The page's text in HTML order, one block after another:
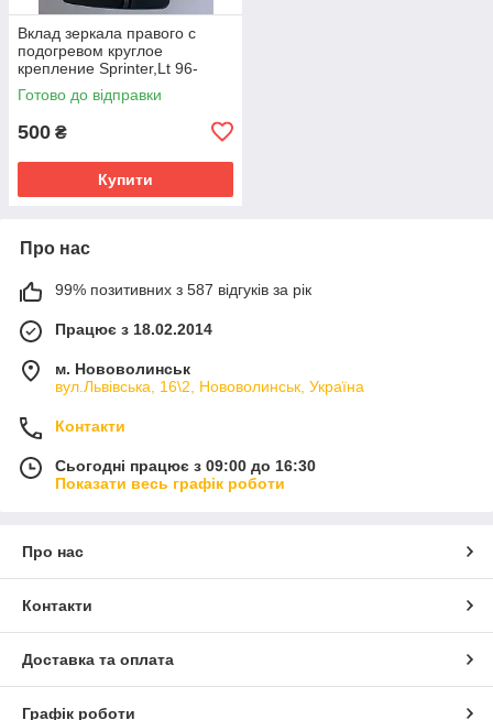
Вклад зеркала правого с
подогревом круглое
крепление Sprinter,Lt 96-
06г.в.
Готово до відправки
500 ₴
Купити
Про нас
99% позитивних з 587 відгуків за рік
Працює з 18.02.2014
м. Нововолинськ
вул.Львівська, 16\2, Нововолинськ, Україна
Контакти
Сьогодні працює з 09:00 до 16:30
Показати весь графік роботи
Про нас
Контакти
Доставка та оплата
Графік роботи